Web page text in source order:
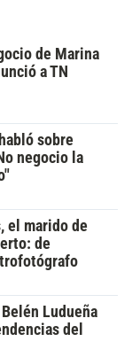
de Marina
a TN
sobre
negocio la
el marido de
de
Ludueña
del